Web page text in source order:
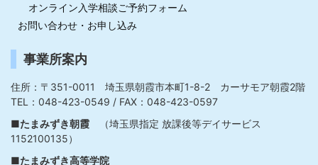
オンライン入学相談ご予約フォーム
お問い合わせ・お申し込み
事業所案内
住所：〒351-0011 埼玉県朝霞市本町1-8-2 カーサモア朝霞2階
TEL：048-423-0549 / FAX：048-423-0597
■たまみずき朝霞 （埼玉県指定 放課後等デイサービス
1152100135）
■たまみずき高等学院